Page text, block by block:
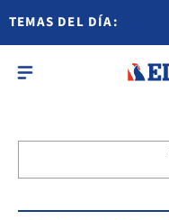
TEMAS DEL DÍA: